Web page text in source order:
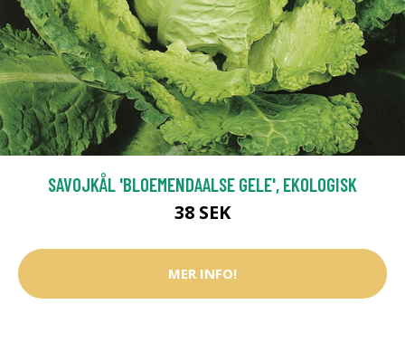
SAVOJKÅL 'BLOEMENDAALSE GELE', EKOLOGISK
38 SEK
MER INFO!